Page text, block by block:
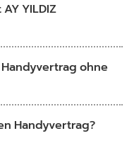
YILDIZ
ohne
Handyvertrag?